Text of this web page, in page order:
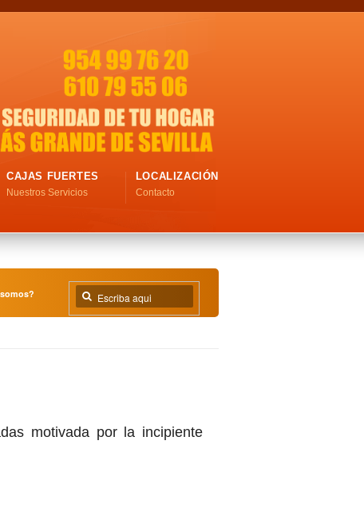
CAJAS FUERTES
Nuestros Servicios
LOCALIZACIÓN
Contacto
motivada por la incipiente